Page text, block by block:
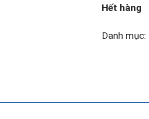
Hết hàng
Danh mục: